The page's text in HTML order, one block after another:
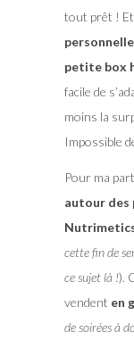
tout prêt ! Et
petite box
facile de
moins la
Impossible
Pour ma
autour des
cette fin de
ce sujet là !).
vendent en
de soirées à